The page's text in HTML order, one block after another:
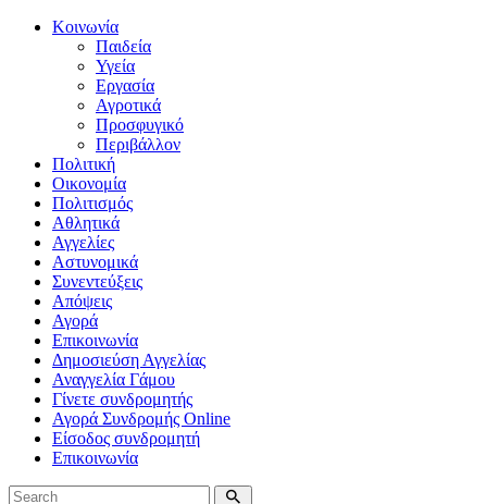
Κοινωνία
Παιδεία
Υγεία
Εργασία
Αγροτικά
Προσφυγικό
Περιβάλλον
Πολιτική
Οικονομία
Πολιτισμός
Αθλητικά
Αγγελίες
Αστυνομικά
Συνεντεύξεις
Απόψεις
Αγορά
Επικοινωνία
Δημοσιεύση Αγγελίας
Αναγγελία Γάμου
Γίνετε συνδρομητής
Αγορά Συνδρομής Online
Είσοδος συνδρομητή
Επικοινωνία